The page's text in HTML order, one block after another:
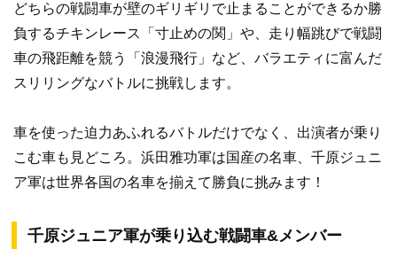
どちらの戦闘車が壁のギリギリで止まることができるか勝
負するチキンレース「寸止めの関」や、走り幅跳びで戦闘
車の飛距離を競う「浪漫飛行」など、バラエティに富んだ
スリリングなバトルに挑戦します。
車を使った迫力あふれるバトルだけでなく、出演者が乗り
こむ車も見どころ。浜田雅功軍は国産の名車、千原ジュニ
ア軍は世界各国の名車を揃えて勝負に挑みます！
千原ジュニア軍が乗り込む戦闘車&メンバー